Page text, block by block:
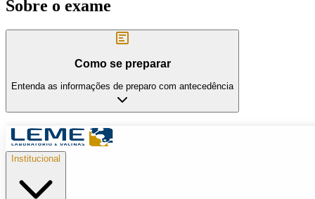
Sobre o exame
Como se preparar
Entenda as informações de preparo com antecedência
Institucional